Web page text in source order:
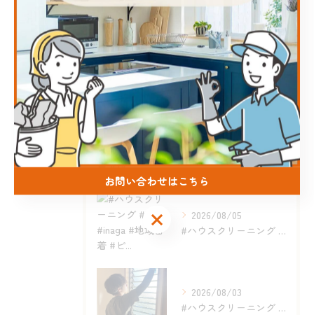
トイレ
最近の投稿 Recent Posts
2026/08/05
#ハウスクリーニング #熊本 #inaga #地域密着 #ピ...
2026/08/05
#ハウスクリーニング #熊本 #inaga #地域密着 #ピ...
2026/08/03
#ハウスクリーニング #熊本 #inaga #地域密着 #ピ...
お問い合わせはこちら
お問い合わせはこちら